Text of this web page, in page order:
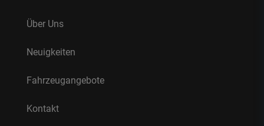
Über Uns
Neuigkeiten
Fahrzeugangebote
Kontakt